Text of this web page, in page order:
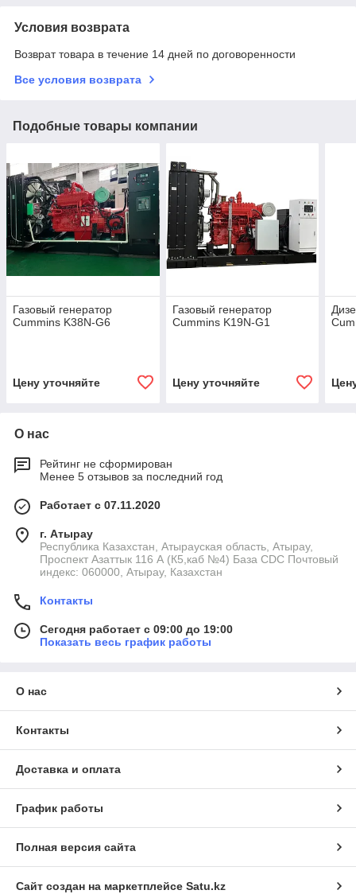
Условия возврата
Возврат товара в течение 14 дней по договоренности
Все условия возврата
Подобные товары компании
Газовый генератор
Cummins K38N-G6
Цену уточняйте
Газовый генератор
Cummins K19N-G1
Цену уточняйте
О нас
Рейтинг не сформирован
Менее 5 отзывов за последний год
Работает с 07.11.2020
г. Атырау
Республика Казахстан, Атырауская область, Атырау,
Проспект Азаттык 116 А (К5,каб №4) База CDC Почтовый
индекс: 060000, Атырау, Казахстан
Контакты
Сегодня работает с 09:00 до 19:00
Показать весь график работы
О нас
Контакты
Доставка и оплата
График работы
Полная версия сайта
Сайт создан на маркетплейсе Satu.kz